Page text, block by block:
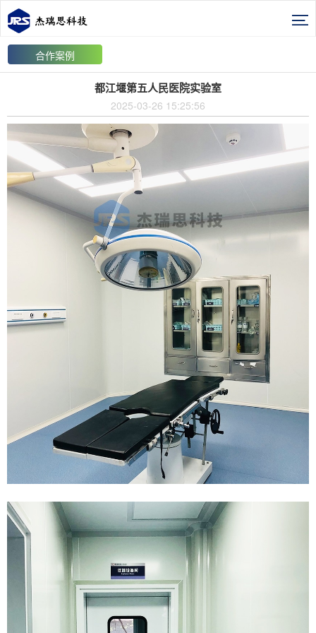
合作案例
都江堰第五人民医院实验室
2025-03-26 15:25:56